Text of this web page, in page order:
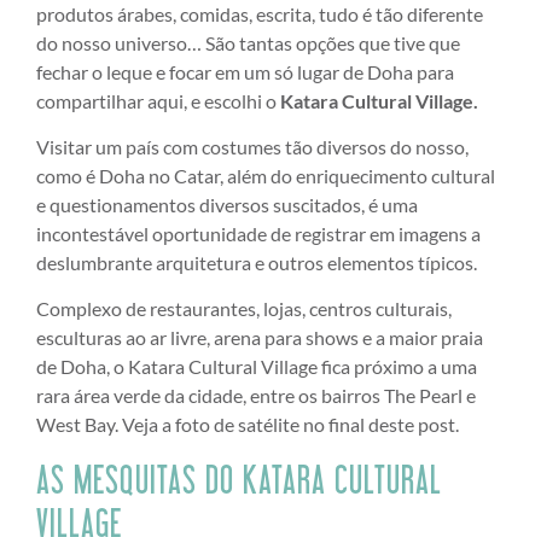
produtos árabes, comidas, escrita, tudo é tão diferente
do nosso universo… São tantas opções que tive que
fechar o leque e focar em um só lugar de Doha para
compartilhar aqui, e escolhi o Katara Cultural Village.
Visitar um país com costumes tão diversos do nosso,
como é Doha no Catar, além do enriquecimento cultural
e questionamentos diversos suscitados, é uma
incontestável oportunidade de registrar em imagens a
deslumbrante arquitetura e outros elementos típicos.
Complexo de restaurantes, lojas, centros culturais,
esculturas ao ar livre, arena para shows e a maior praia
de Doha, o Katara Cultural Village fica próximo a uma
rara área verde da cidade, entre os bairros The Pearl e
West Bay. Veja a foto de satélite no final deste post.
AS MESQUITAS DO KATARA CULTURAL
VILLAGE